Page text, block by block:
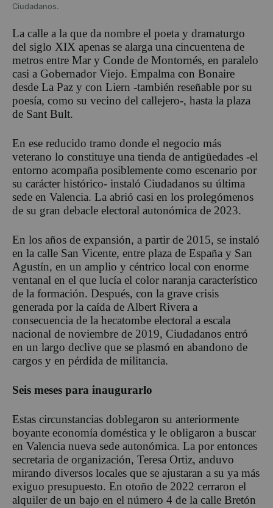
Ciudadanos.
La calle a la que da nombre el poeta y dramaturgo
del siglo XIX apenas se alarga una cincuentena de
metros entre Mar y Conde de Montornés, en paralelo
casi a Gobernador Viejo. Empalma con Bonaire
desde La Paz y con Liern -también reseñable por su
poesía, como su vecino del callejero-, hasta la plaza
de Sant Bult.
En ese reducido tramo donde el negocio más
veterano lo constituye una tienda de antigüedades -el
entorno acompaña posiblemente como escenario por
su carácter histórico- instaló Ciudadanos su última
sede en Valencia. La abrió casi en los prolegómenos
de su gran debacle electoral autonómica de 2023.
En los años de expansión, a partir de 2015, se instaló
en la calle San Vicente, entre plaza de España y San
Agustín, en un amplio y céntrico local con enorme
ventanal en el que lucía el color naranja característico
de la formación. Después, con la grave crisis
generada por la caída de Albert Rivera a
consecuencia de la hecatombe electoral a escala
nacional de noviembre de 2019, Ciudadanos entró
en un largo declive que se plasmó en abandono de
cargos y en pérdida de militancia.
Seis meses para inaugurarlo
Estas circunstancias doblegaron su anteriormente
boyante economía doméstica y le obligaron a buscar
en Valencia nueva sede autonómica. La por entonces
secretaria de organización, Teresa Ortiz, anduvo
mirando diversos locales que se ajustaran a su ya más
exiguo presupuesto. En otoño de 2022 cerraron el
alquiler de un bajo en el número 4 de la calle Bretón